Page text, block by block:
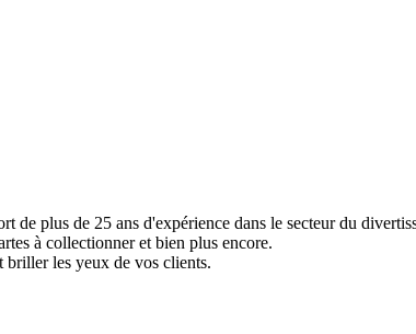
plus de 25 ans d'expérience dans le secteur du
à collectionner et bien plus encore.
briller les yeux de vos clients.